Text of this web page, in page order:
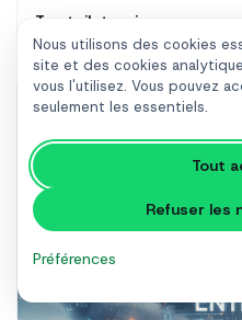
Nous utilisons des cookies
site et des cookies
vous l'utilisez. Vous pouvez
seulement les essentiels.
Tout
Refuser les
Préférences
Trustpilot review